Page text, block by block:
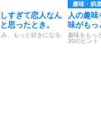
しすぎて恋人なん
思ったとき。
、もっと好きになる
趣味・娯
人の趣
味がもっ
趣味をもっ
30のヒント